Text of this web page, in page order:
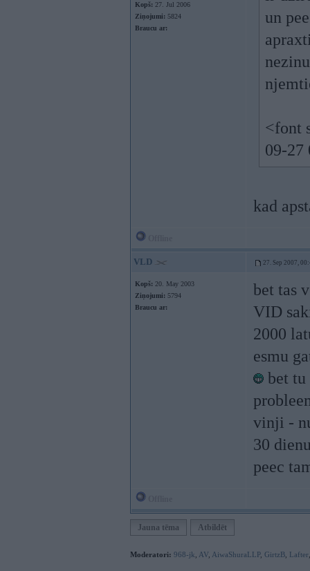
Kopš: 27. Jul 2006
Ziņojumi: 5824
Braucu ar:
un
<font
09-27
kad
VLD 27. Sep 2007,
Kopš: 20. May 2003
Ziņojumi: 5794
Braucu ar:
bet tas
VID
2000
esmu
bet
vinji -
30
peec
Jauna tēma Atbildēt
Moderatori: 968-jk AV AiwaShuraLLP, GirtzB Lafter